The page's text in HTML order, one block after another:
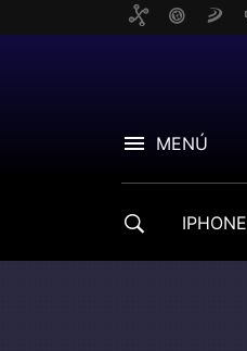
MENÚ
IPHONE